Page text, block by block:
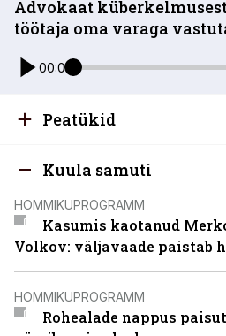
Advokaat
töötaja oma varaga
00:00
Peatükid
Kuula samuti
HOMMIKUPROGRAMM
Kasumis kaotanud
Volkov: väljavaade paistab
HOMMIKUPROGRAMM
Rohealade nappus